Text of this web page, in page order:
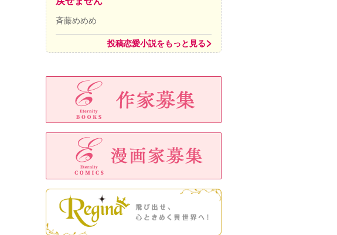
斉藤めめめ
投稿恋愛小説をもっと見る